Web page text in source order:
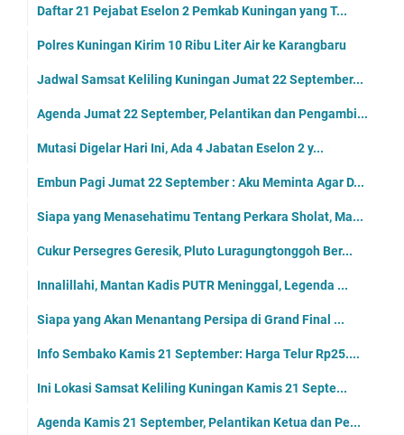
Daftar 21 Pejabat Eselon 2 Pemkab Kuningan yang T...
Polres Kuningan Kirim 10 Ribu Liter Air ke Karangbaru
Jadwal Samsat Keliling Kuningan Jumat 22 September...
Agenda Jumat 22 September, Pelantikan dan Pengambi...
Mutasi Digelar Hari Ini, Ada 4 Jabatan Eselon 2 y...
Embun Pagi Jumat 22 September : Aku Meminta Agar D...
Siapa yang Menasehatimu Tentang Perkara Sholat, Ma...
Cukur Persegres Geresik, Pluto Luragungtonggoh Ber...
Innalillahi, Mantan Kadis PUTR Meninggal, Legenda ...
Siapa yang Akan Menantang Persipa di Grand Final ...
Info Sembako Kamis 21 September: Harga Telur Rp25....
Ini Lokasi Samsat Keliling Kuningan Kamis 21 Septe...
Agenda Kamis 21 September, Pelantikan Ketua dan Pe...